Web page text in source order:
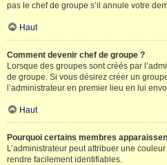
pas le chef de groupe s’il annule votre
Haut
Comment devenir chef de groupe ?
Lorsque des groupes sont créés par
de groupe. Si vous désirez créer un
l’administrateur en premier lieu en lui
Haut
Pourquoi certains membres
L’administrateur peut attribuer une
rendre facilement identifiables.